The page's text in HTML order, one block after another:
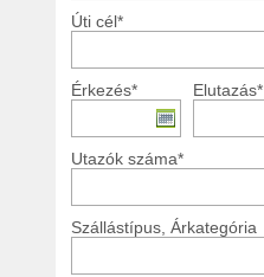
Úti cél*
Érkezés* Elutazás*
Utazók száma*
Szállástípus, Árkategória